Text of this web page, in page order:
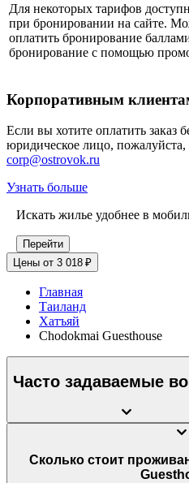
Для некоторых тарифов
при бронировании на сайте.
оплатить бронирование
бронирование с помощью
Корпоративным
Если вы хотите оплатить заказ
юридическое лицо,
corp@ostrovok.ru
Узнать больше
Искать жилье удобнее в
Перейти
Цены от 3 018 ₽
Главная
Таиланд
Хатъяй
Chodokmai Guesthouse
Часто задаваемые
Сколько стоит проживание в отеле